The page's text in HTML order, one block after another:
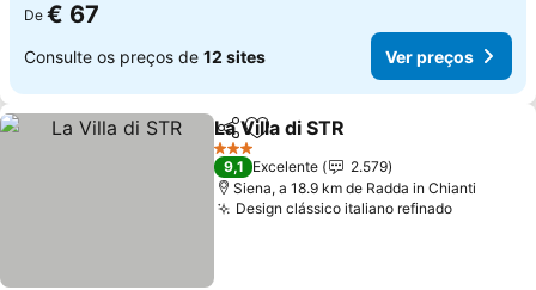
De € 67
Consulte os preços de 12 sites Ver preços
PartilharAdicionar aos favoritos
La Villa di STR
3 Estrelas
9,1 Excelente
2.579
Siena, a 18.9 km de Radda in Chianti
Design clássico italiano refinado